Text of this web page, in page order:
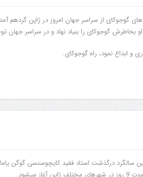
گوجوکای از سراسر جهان امروز در ژاپن گردهم
بخاطرش گوجوکای را بنیاد نهاد و در سراسر جهان
و ابداع نمود، راه گوجوکای.
درگذشت استاد فقید کایچوسنسی گوگن